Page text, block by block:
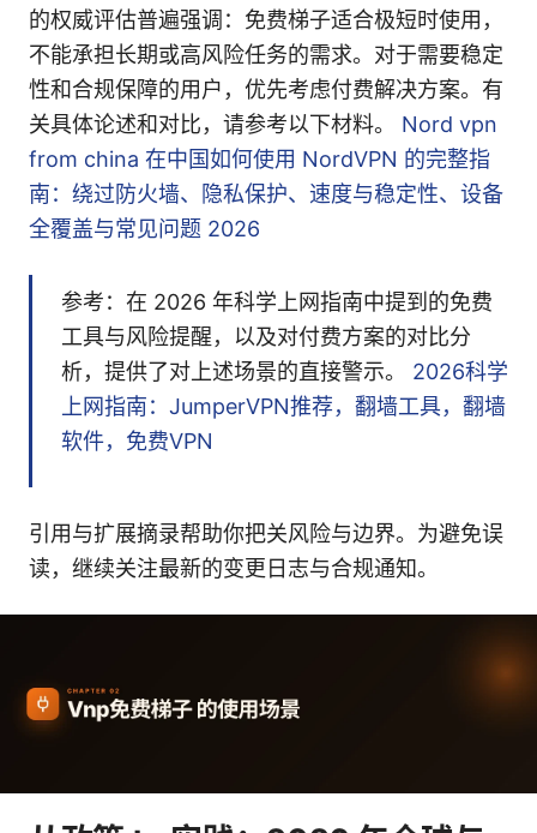
的权威评估普遍强调：免费梯子适合极短时使用，
不能承担长期或高风险任务的需求。对于需要稳定
性和合规保障的用户，优先考虑付费解决方案。有
关具体论述和对比，请参考以下材料。 Nord vpn
from china 在中国如何使用 NordVPN 的完整指
南：绕过防火墙、隐私保护、速度与稳定性、设备
全覆盖与常见问题 2026
参考：在 2026 年科学上网指南中提到的免费
工具与风险提醒，以及对付费方案的对比分
析，提供了对上述场景的直接警示。 2026科学
上网指南：JumperVPN推荐，翻墙工具，翻墙
软件，免费VPN
引用与扩展摘录帮助你把关风险与边界。为避免误
读，继续关注最新的变更日志与合规通知。